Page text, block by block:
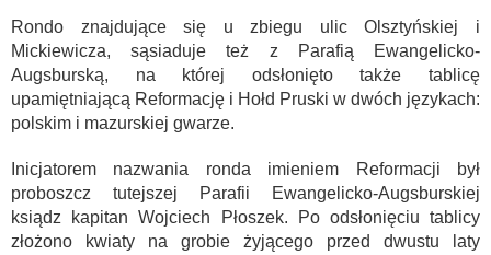
Rondo znajdujące się u zbiegu ulic Olsztyńskiej i
Mickiewicza, sąsiaduje też z Parafią Ewangelicko-
Augsburską, na której odsłonięto także tablicę
upamiętniającą Reformację i Hołd Pruski w dwóch językach:
polskim i mazurskiej gwarze.
Inicjatorem nazwania ronda imieniem Reformacji był
proboszcz tutejszej Parafii Ewangelicko-Augsburskiej
ksiądz kapitan Wojciech Płoszek. Po odsłonięciu tablicy
złożono kwiaty na grobie żyjącego przed dwustu laty